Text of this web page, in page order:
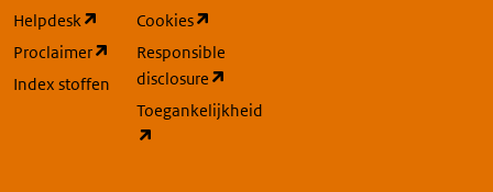
3.3.6 Basismetaal
3.3.7Complexe minerale
Helpdesk
(opent in een nieuw tabblad)
Proclaimer
(opent in een nieuw tabblad)
Index stoffen
Cookies
Responsible
disclosure
Toegankelijkheid